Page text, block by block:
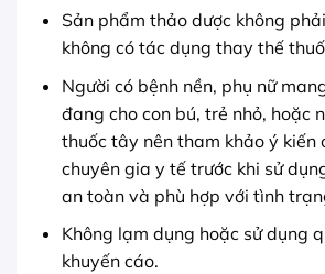
Sản phẩm thảo dược không
không có tác dụng thay thế
Người có bệnh nền, phụ nữ
đang cho con bú, trẻ nhỏ, hoặc
thuốc tây nên tham khảo ý kiến
chuyên gia y tế trước khi sử
an toàn và phù hợp với tình
Không lạm dụng hoặc sử dụng
khuyến cáo.